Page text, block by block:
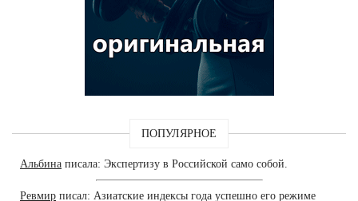
ПОПУЛЯРНОЕ
Альбина писала: Экспертизу в Российской само собой.
Ревмир писал: Азиатские индексы года успешно его режиме